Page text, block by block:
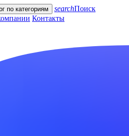
по категориям searchПоиск
Контакты